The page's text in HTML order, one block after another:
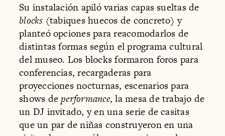
Su instalación apiló varias capas sueltas de
blocks (tabiques huecos de concreto) y
planteó opciones para reacomodarlos de
distintas formas según el programa cultural
del museo. Los blocks formaron foros para
conferencias, recargaderas para
proyecciones nocturnas, escenarios para
shows deperformance, la mesa de trabajo de
un DJ invitado, y en una serie de casitas
que un par de niñas construyeron en una